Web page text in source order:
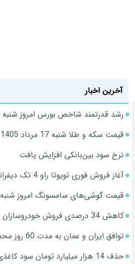
آخرین اخبار
رشد قدرتمند شاخص بورس امروز شنبه
قیمت سکه و طلا شنبه 17 مرداد 1405
نرخ سود بین‌بانکی افزایش یافت
آغاز فروش فوری تویوتا راو 4 تک دیفرانسیل 2025
قیمت گوشی‌های سامسونگ امروز شنبه 17 مرداد 1405
کاهش 34 درصدی فروش خودروسازان داخلی در 4 ماه
توافق ایران و عمان به مدت 60 روز محدود خواهد بود
حذف 14 هزار میلیارد تومان سود کاغذی بانک صادرات